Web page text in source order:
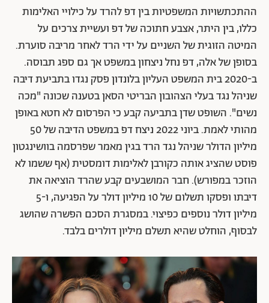
ההתכתשויות המשפטיות בין דפ להרד על כילויי האלימות
כללו, בין היתר, אצבע חתוכה של דפ ועשיית צרכים על
המיטה הזוגית של השניים על ידי הרד לאחר מריבה סוערת.
בסופן של אלה, דפ נחל ניצחון במשפט אך גם ספג תבוסה.
ב-2020 בית המשפט העליון בלונדון פסק נגדו בתביעת דיבה
שניהל נגד בעלי הצהובון הבריטי הסאן בטענה שכונה "מכה
נשים". השופט שדן בתביעה קבע כי הפרסום לא חטא באופן
מהותי לאמת. ביוני 2022 ניצח דפ במשפט הדיבה של 50
מיליון הדולר שניהל נגד הרד בגין מאמר שפרסמה בוושינגטון
פוסט שהציג אותה כקורבן לאלימות דומסטית (אף ששמו לא
הוזכר במפורש). חבר המושבעים קבע שהרד הוציאה את
דיבתו ופסקו תשלום של 10 מיליון דולר על הפגיעה, ו-5
מיליון דולר נוספים כפיצוי. במסגרת הסכם הפשרה שהושג
לבסוף, הוחלט שהיא תשלם מיליון דולרים בלבד.